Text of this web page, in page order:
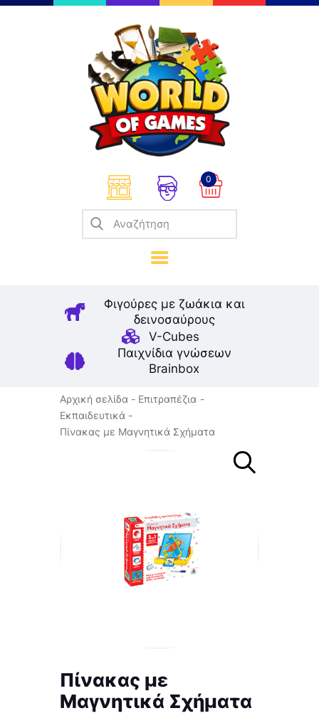
0
Φιγούρες με ζωάκια και
δεινοσαύρους
V-Cubes
Παιχνίδια γνώσεων
Brainbox
Επιτραπέζια
Παζλ
Παιχνίδια Καρτών
Σπαζοκεφαλιές
Κατασκευές
Καλλιτεχνικά
Μοντελισμός
Βιβλία
Παιχνίδια Ρόλων
Αρχική σελίδα
Επιτραπέζια
Εκπαιδευτικά
Πίνακας με Μαγνητικά Σχήματα
Πίνακας με
Μαγνητικά Σχήματα